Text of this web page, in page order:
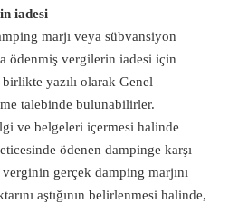
iadesi
marjı veya sübvansiyon
ödenmiş vergilerin iadesi için
yazılı olarak Genel
talebinde bulunabilirler.
ve belgeleri içermesi halinde
ödenen dampinge karşı
gerçek damping marjını
aştığının belirlenmesi halinde,